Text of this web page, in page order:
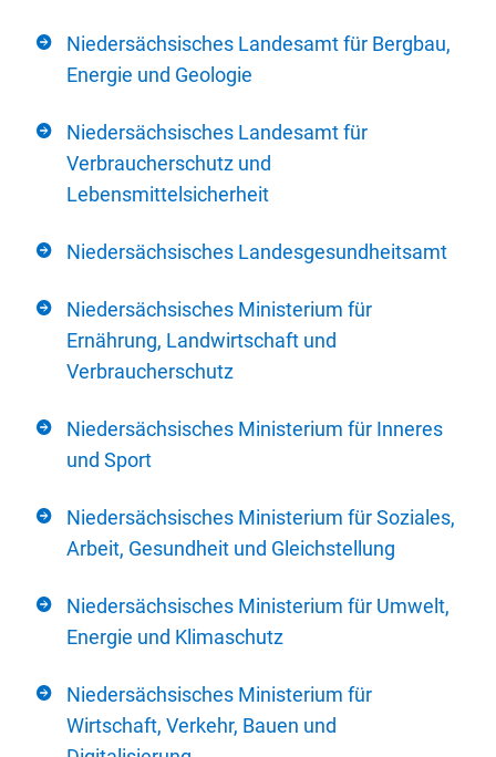
Niedersächsisches Landesamt für Bergbau,
Energie und Geologie
Niedersächsisches Landesamt für
Verbraucherschutz und
Lebensmittelsicherheit
Niedersächsisches Landesgesundheitsamt
Niedersächsisches Ministerium für
Ernährung, Landwirtschaft und
Verbraucherschutz
Niedersächsisches Ministerium für Inneres
und Sport
Niedersächsisches Ministerium für Soziales,
Arbeit, Gesundheit und Gleichstellung
Niedersächsisches Ministerium für Umwelt,
Energie und Klimaschutz
Niedersächsisches Ministerium für
Wirtschaft, Verkehr, Bauen und